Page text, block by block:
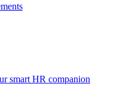
smart HR companion